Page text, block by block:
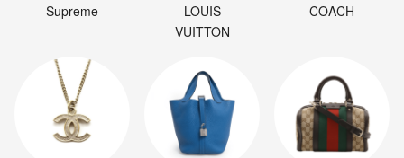
Supreme
LOUIS
VUITTON
COACH